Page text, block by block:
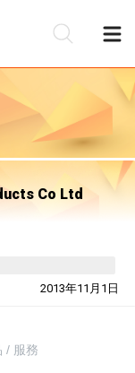
Co Ltd
2013年11月1日
/ 服務